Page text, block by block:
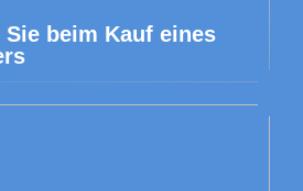
beim Kauf eines